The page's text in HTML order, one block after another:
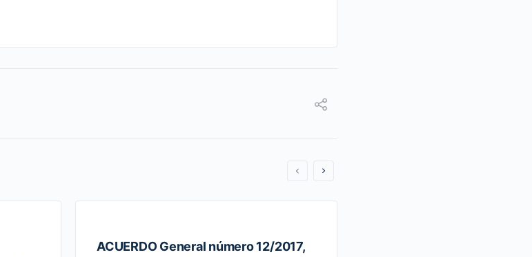
ACUERDO General número 12/2017,